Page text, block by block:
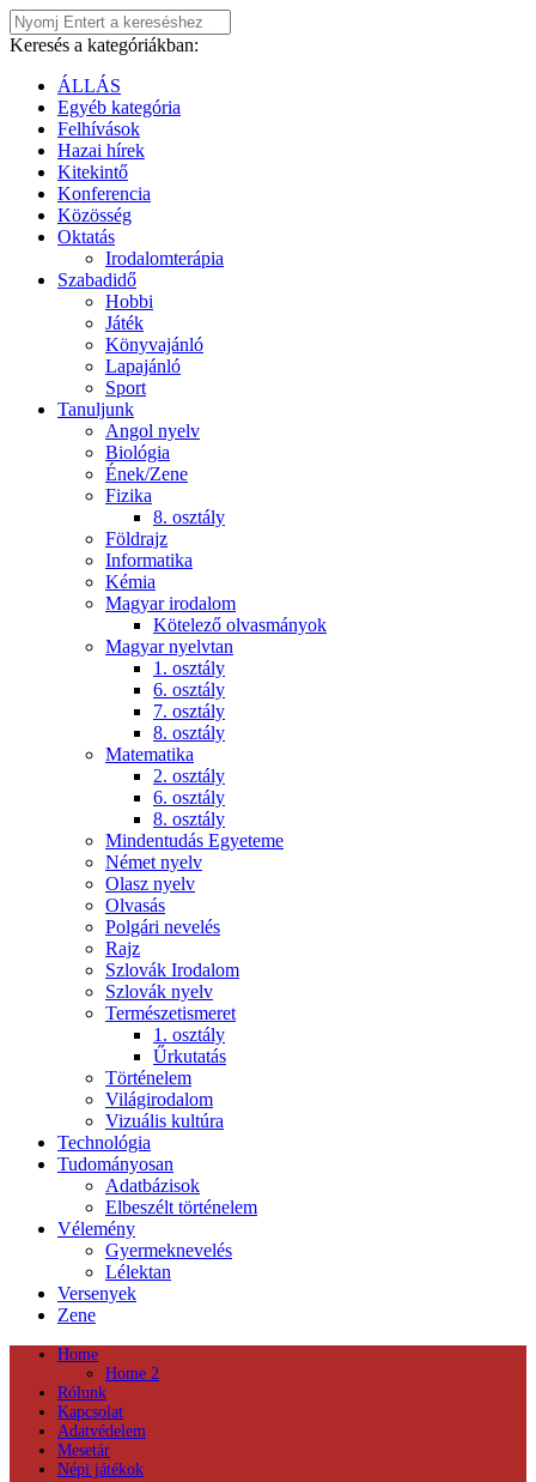
Keresés a kategóriákban:
ÁLLÁS
Egyéb kategória
Felhívások
Hazai hírek
Kitekintő
Konferencia
Közösség
Oktatás
Irodalomterápia
Szabadidő
Hobbi
Játék
Könyvajánló
Lapajánló
Sport
Tanuljunk
Angol nyelv
Biológia
Ének/Zene
Fizika
8. osztály
Földrajz
Informatika
Kémia
Magyar irodalom
Kötelező olvasmányok
Magyar nyelvtan
1. osztály
6. osztály
7. osztály
8. osztály
Matematika
2. osztály
6. osztály
8. osztály
Mindentudás Egyeteme
Német nyelv
Olasz nyelv
Olvasás
Polgári nevelés
Rajz
Szlovák Irodalom
Szlovák nyelv
Természetismeret
1. osztály
Űrkutatás
Történelem
Világirodalom
Vizuális kultúra
Technológia
Tudományosan
Adatbázisok
Elbeszélt történelem
Vélemény
Gyermeknevelés
Lélektan
Versenyek
Zene
Home
Home 2
Rólunk
Kapcsolat
Adatvédelem
Mesetár
Népi játékok